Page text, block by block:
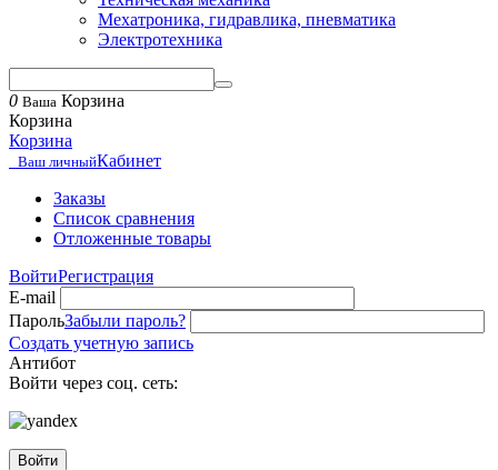
Мехатроника, гидравлика, пневматика
Электротехника
0 Ваша Корзина
Корзина
Корзина
Ваш личныйКабинет
Заказы
Список сравнения
Отложенные товары
ВойтиРегистрация
E-mail
ПарольЗабыли пароль?
Создать учетную запись
Антибот
Войти через соц. сеть:
Войти